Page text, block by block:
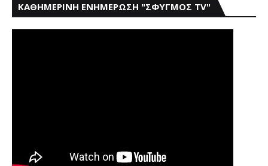
ΚΑΘΗΜΕΡΙΝΗ ΕΝΗΜΕΡΩΣΗ "ΣΦΥΓΜΟΣ TV"